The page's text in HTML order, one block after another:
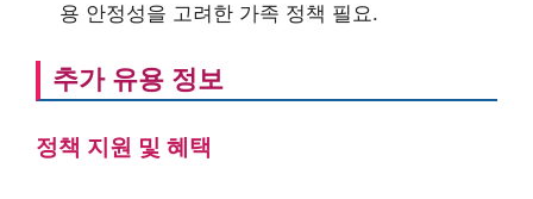
용 안정성을 고려한 가족 정책 필요.
추가 유용 정보
정책 지원 및 혜택